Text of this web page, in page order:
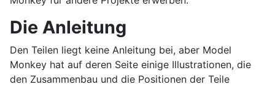
Die Anleitung
Den Teilen liegt keine Anleitung bei, aber Model
Monkey hat auf deren Seite einige Illustrationen, die
den Zusammenbau und die Positionen der Teile